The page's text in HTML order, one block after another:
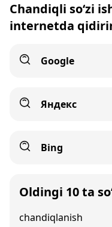
Chandiqli so‘zi
internetda
Google
Яндекс
Bing
Oldingi 10 ta
chandiqlanish